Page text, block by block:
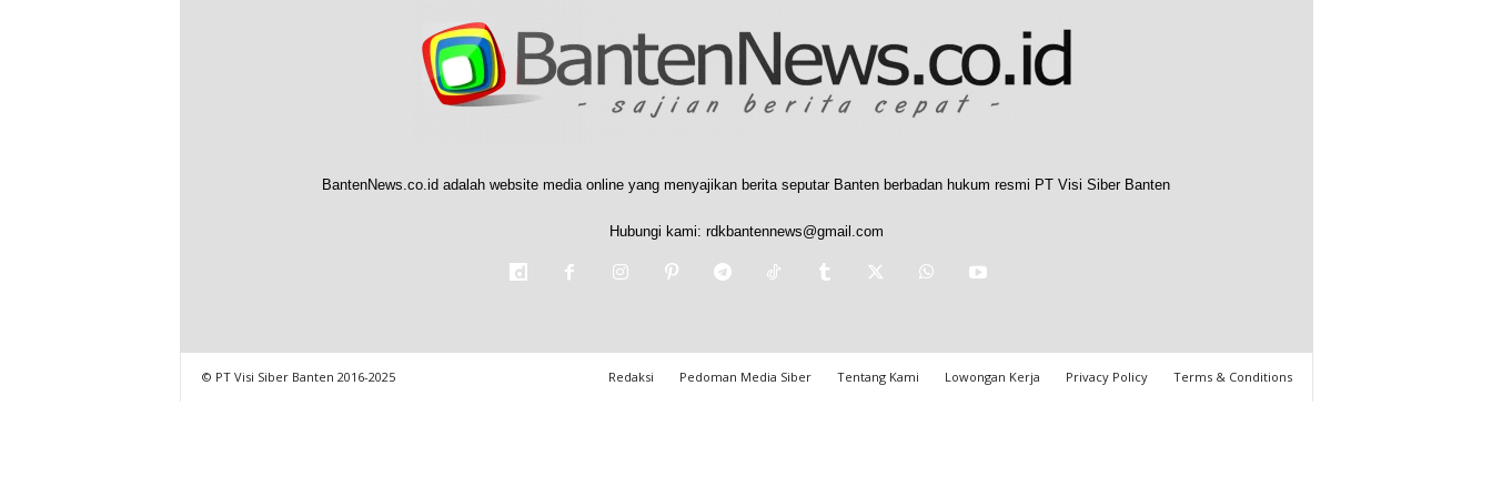
BantenNews.co.id adalah website media online yang menyajikan berita seputar Banten berbadan hukum resmi PT Visi Siber Banten
Hubungi kami: rdkbantennews@gmail.com
Redaksi Pedoman Media Siber Tentang Kami Lowongan Kerja Privacy Policy Terms & Conditions
© PT Visi Siber Banten 2016-2025